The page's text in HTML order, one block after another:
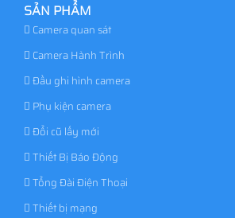
SẢN PHẨM
Camera quan sát
Camera Hành Trình
Đầu ghi hình camera
Phụ kiện camera
Đổi cũ lấy mới
Thiết Bị Báo Động
Tổng Đài Điện Thoại
Thiết bị mạng